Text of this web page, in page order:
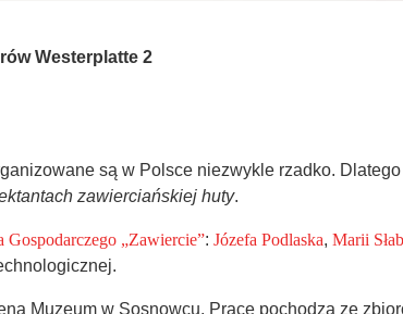
Westerplatte 2
są w Polsce niezwykle rzadko.
zawierciańskiej huty.
Gospodarczego „Zawiercie”: Józefa Podlaska, Marii
Muzeum w Sosnowcu. Prace pochodzą ze